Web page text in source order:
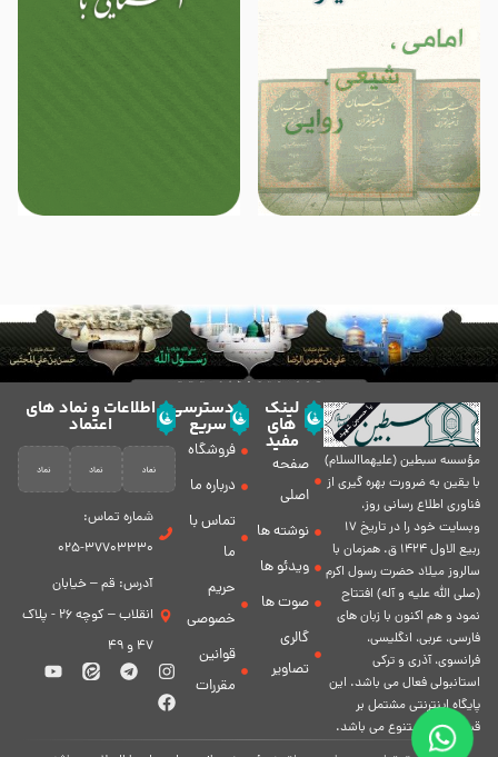
مؤسسه سبطين (عليهماالسلام)
با يقين به ضرورت بهره گیرى از
فناورى اطلاع رسانى روز،
وبسایت خود را در تاريخ 17
ربيع الاول 1424 ق. همزمان با
سالروز ميلاد حضرت رسول اكرم
(صلی الله علیه و آله) افتتاح
نمود و هم اكنون با زبان های
فارسی، عربى، انگلیسی،
فرانسوی، آذری و ترکی
استانبولی فعال مى باشد. اين
پايگاه اينترنتى مشتمل بر
قسمت هاى متنوع مى باشد.
لینک
های
مفید
صفحه
اصلی
نوشته ها
ویدئو ها
صوت ها
گالری
تصاویر
دسترسی
سریع
فروشگاه
درباره ما
تماس با
ما
حریم
خصوصی
قوانین
مقررات
اطلاعات و نماد های
اعتماد
شماره تماس:
37703330-025
آدرس: قم – خیابان
انقلاب – کوچه 26 - پلاک
47 و 49